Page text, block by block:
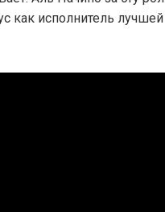
как исполнитель